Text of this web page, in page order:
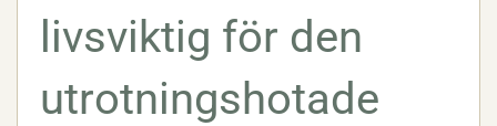
Konferens
Om oss | Öppettider | Press
livsviktig för den
utrotningshotade